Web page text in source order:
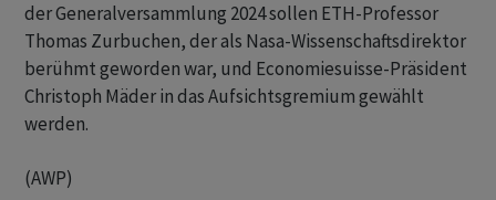
der Generalversammlung 2024 sollen ETH-Professor
Thomas Zurbuchen, der als Nasa-Wissenschaftsdirektor
berühmt geworden war, und Economiesuisse-Präsident
Christoph Mäder in das Aufsichtsgremium gewählt
werden.
(AWP)